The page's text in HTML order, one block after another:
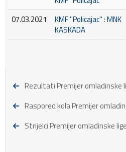
07.03.2021
KMF ''Policajac'' : MNK
KASKADA
Rezultati Premijer omladinske
Raspored kola Premijer
Strijelci Premijer omladinske